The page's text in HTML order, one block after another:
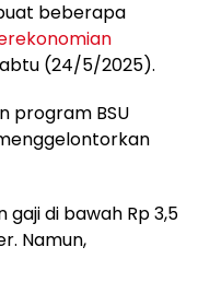
beberapa
(24/5/2025).
program BSU
di bawah Rp 3,5
Namun,